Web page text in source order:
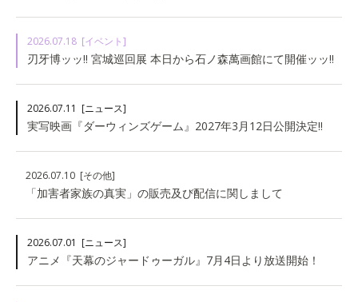
2026.07.18 [イベント]
刃牙博ッッ!! 宮城巡回展 本日から石ノ森萬画館にて開催ッッ!!
2026.07.11 [ニュース]
実写映画『ダーウィンズゲーム』2027年3月12日公開決定!!
2026.07.10 [その他]
「加害者家族の真実」の販売及び配信に関しまして
2026.07.01 [ニュース]
アニメ『天幕のジャードゥーガル』7月4日より放送開始！